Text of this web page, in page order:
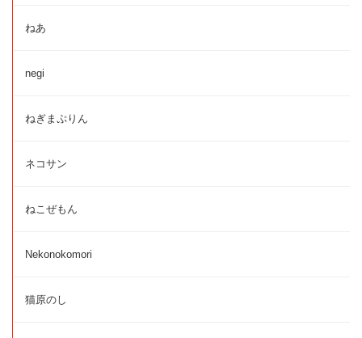
ねあ
negi
ねぎまぷりん
ネコサン
ねこぜもん
Nekonokomori
猫原のし